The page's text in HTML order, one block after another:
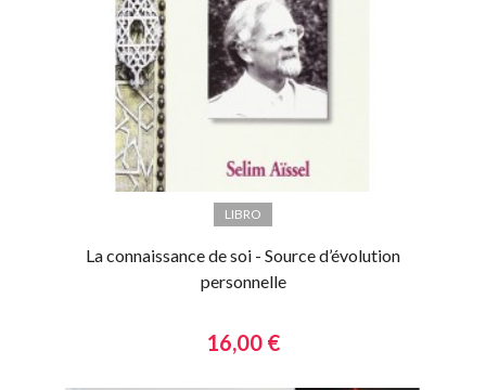
LIBRO
La connaissance de soi - Source d’évolution
personnelle
16,00 €